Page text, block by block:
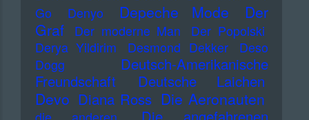
Go
Denyo Depeche Mode
Der
Graf
Der moderne Man
Der Popolski
Derya Yildirim
Desmond Dekker
Deso
Dogg
Deutsch-Amerikanische
Freundschaft
Deutsche Laichen
Devo Diana Ross Die Aeronauten